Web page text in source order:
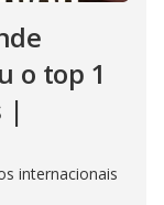
o top 1
|
internacionais